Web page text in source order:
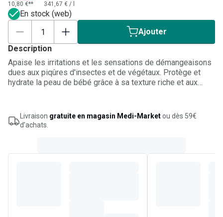
10,80 €** 341,67 € /
En stock (web)
Ajouter
Description
Apaise les irritations et les sensations de démangeaisons
dues aux piqûres d'insectes et de végétaux. Protège et
hydrate la peau de bébé grâce à sa texture riche et aux
Livraison gratuite en magasin Medi-Marketou dès 59€
d’achats.